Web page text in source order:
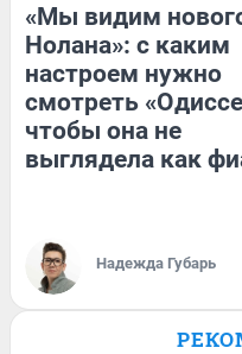
«Мы видим
Нолана»: с каким
настроем нужно
смотреть
чтобы она не
выглядела как
Надежда Губарь